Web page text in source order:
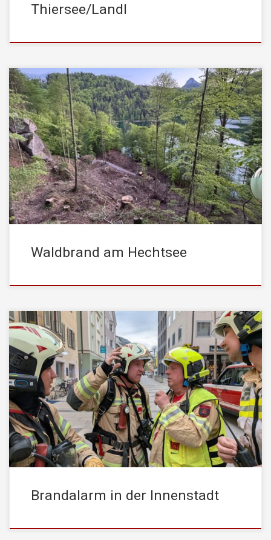
Thiersee/Landl
Am 29.04. um 19:23 Uhr wurde die STADTFEUERWEHR
Kufstein zu einem Waldbrand im Bereich Hechtsee alarmiert. Im
steilen Gelände zwischen Felsen brannten Grasflächen und
Totholz. Der Einsatzort war für Löschfahrzeuge nicht zugänglich,
weshalb der Materialtransport mittels geländegängigem Viercraft
erfolgte. Die Mannschaft rückte zu Fuß zum Brandherd vor. Die
Wasserversorgung wurde […]
Waldbrand am Hechtsee
Am 09.04. um 15:36 Uhr wurde die STADTFEUERWEHR
Kufstein mit dem Einsatzstichwort „Brand Gewerbe“ alarmiert.
Entgegen der Erstmeldung ging die Rauchentwicklung nicht von
dem Gewerbeobjekt sondern von den Wohnungen im gleichen
Gebäude aus. Ein rauchender E-Roller konnte als Ursache für die
starke Rauchentwicklung festgestellt werden – ein offenes Feuer
lag […]
Brandalarm in der Innenstadt